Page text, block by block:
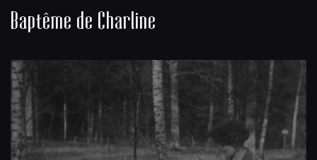
Baptême de Charline